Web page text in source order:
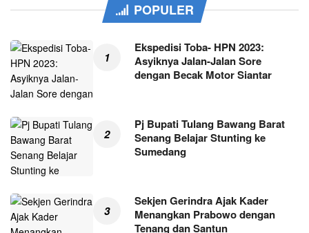
POPULER
Ekspedisi Toba- HPN 2023:
Asyiknya Jalan-Jalan Sore
dengan Becak Motor Siantar
Pj Bupati Tulang Bawang Barat
Senang Belajar Stunting ke
Sumedang
Sekjen Gerindra Ajak Kader
Menangkan Prabowo dengan
Tenang dan Santun